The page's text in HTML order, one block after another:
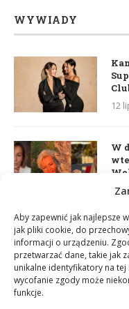
Aby zapewnić jak najlepsze
jak pliki cookie, do
informacji o urządzeniu.
przetwarzać dane, takie jak
unikalne identyfikatory na
wycofanie zgody może
funkcje.
WYWIADY
12
W
17